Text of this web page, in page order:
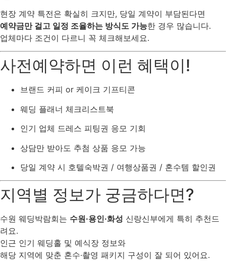
현장 계약 특전은 확실히 크지만, 당일 계약이 부담된다면
예약금만 걸고 일정 조율하는 방식도 가능한 경우 많습니다.
업체마다 조건이 다르니 꼭 체크해보세요.
사전예약하면 이런 혜택이!
브랜드 커피 or 케이크 기프티콘
웨딩 플래너 체크리스트북
인기 업체 드레스 피팅권 응모 기회
상담만 받아도 추첨 상품 응모 가능
당일 계약 시 호텔숙박권 / 여행상품권 / 혼수템 할인권
지역별 정보가 궁금하다면?
수원 웨딩박람회는 수원·용인·화성 신랑신부에게 특히 추천드
려요.
인근 인기 웨딩홀 및 예식장 정보와
해당 지역에 맞춘 혼수·촬영 패키지 구성이 잘 되어 있어요.